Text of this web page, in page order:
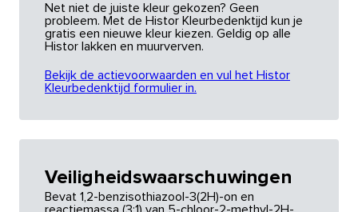
Net niet de juiste kleur gekozen? Geen
probleem. Met de Histor Kleurbedenktijd kun je
gratis een nieuwe kleur kiezen. Geldig op alle
Histor lakken en muurverven.
Bekijk de actievoorwaarden en vul het Histor
Kleurbedenktijd formulier in.
Veiligheidswaarschuwingen
Bevat 1,2-benzisothiazool-3(2H)-on en
reactiemassa (3:1) van 5-chloor-2-methyl-2H-